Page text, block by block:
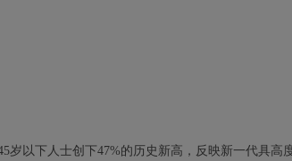
岁以下人士创下47%的历史新高，反映新一代具高